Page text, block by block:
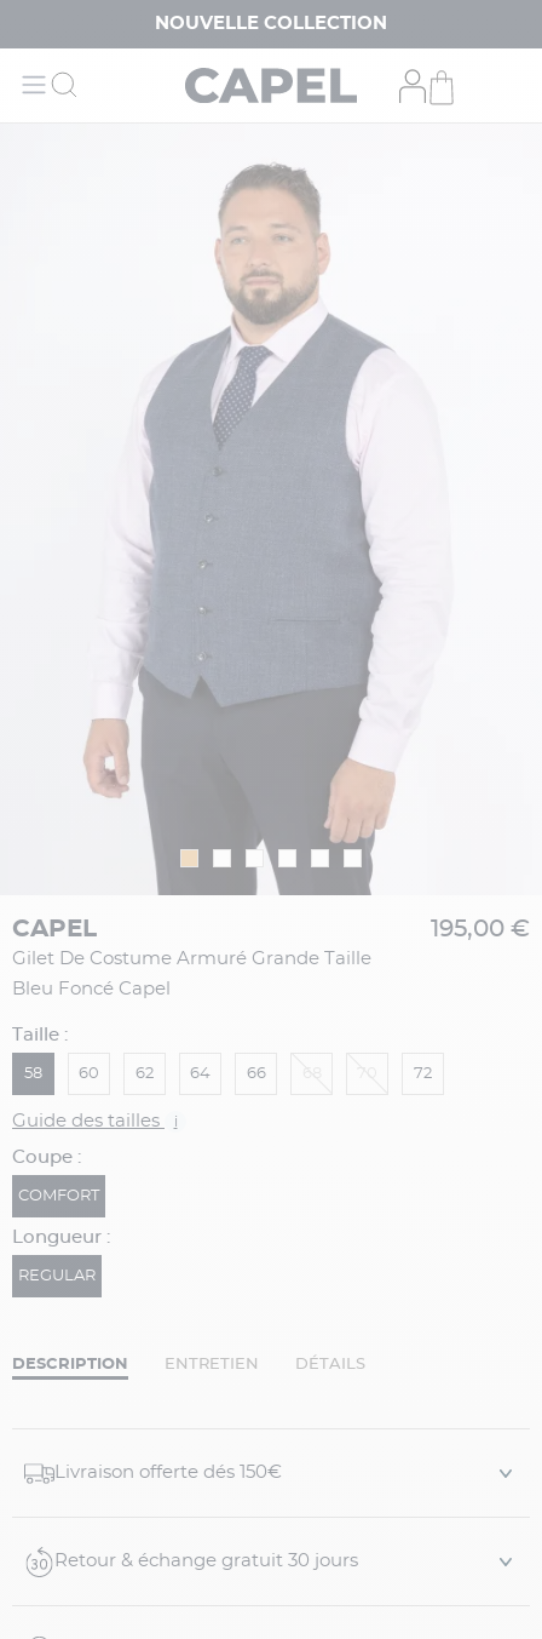
NOUVELLE COLLECTION
CAPEL
Gilet De Costume Armuré Grande Taille
Bleu Foncé Capel
195,00 €
Taille :
58 60 62 64 66 72
Guide des tailles i
Coupe :
COMFORT
Longueur :
REGULAR
DESCRIPTION ENTRETIEN DÉTAILS
Livraison offerte dés 150€
Retour & échange gratuit 30 jours